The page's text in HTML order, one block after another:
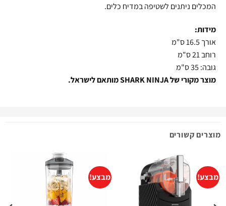
המכלים ניתנים לשטיפה במדיח כלים.
מידות:
אורך 16.5 ס"מ
רוחב 21 ס"מ
גובה: 35 ס"מ
מוצר מקורי של
SHARKNINJA מותאם לישראל.
מוצרים קשורים
מבצע! מבצע!